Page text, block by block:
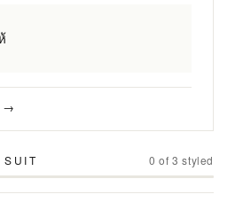
→
SUIT 0 of3 styled